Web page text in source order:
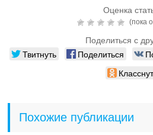
Оценка
(пока
Поделиться с
Твитнуть Поделиться
Похожие публикации